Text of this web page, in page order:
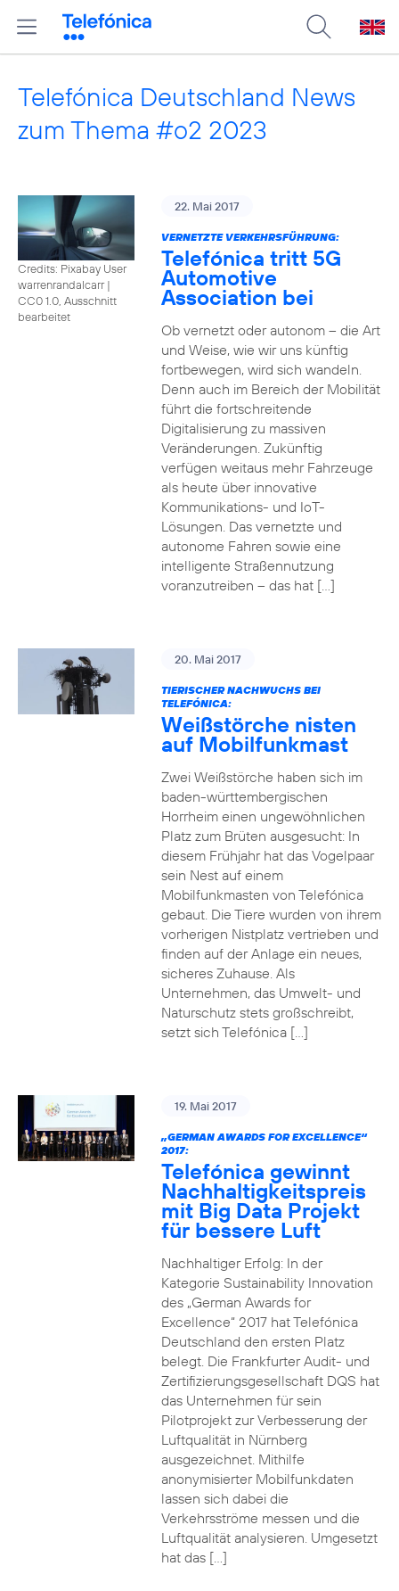
Telefónica Deutschland News
zum Thema #o2 2023
Credits: Pixabay User
warrenrandalcarr|
CC0 1.0, Ausschnitt
bearbeitet
22. Mai 2017
VERNETZTE VERKEHRSFÜHRUNG:
Telefónica tritt 5G
Automotive
Association bei
Ob vernetzt oder autonom – die Art
und Weise, wie wir uns künftig
fortbewegen, wird sich wandeln.
Denn auch im Bereich der Mobilität
führt die fortschreitende
Digitalisierung zu massiven
Veränderungen. Zukünftig
verfügen weitaus mehr Fahrzeuge
als heute über innovative
Kommunikations- und IoT-
Lösungen. Das vernetzte und
autonome Fahren sowie eine
intelligente Straßennutzung
voranzutreiben – das hat […]
20. Mai 2017
TIERISCHER NACHWUCHS BEI
TELEFÓNICA:
Weißstörche nisten
auf Mobilfunkmast
Zwei Weißstörche haben sich im
baden-württembergischen
Horrheim einen ungewöhnlichen
Platz zum Brüten ausgesucht: In
diesem Frühjahr hat das Vogelpaar
sein Nest auf einem
Mobilfunkmasten von Telefónica
gebaut. Die Tiere wurden von ihrem
vorherigen Nistplatz vertrieben und
finden auf der Anlage ein neues,
sicheres Zuhause. Als
Unternehmen, das Umwelt- und
Naturschutz stets großschreibt,
setzt sich Telefónica […]
19. Mai 2017
„GERMAN AWARDS FOR EXCELLENCE“
2017:
Telefónica gewinnt
Nachhaltigkeitspreis
mit Big Data Projekt
für bessere Luft
Nachhaltiger Erfolg: In der
Kategorie Sustainability Innovation
des „German Awards for
Excellence“ 2017 hat Telefónica
Deutschland den ersten Platz
belegt. Die Frankfurter Audit- und
Zertifizierungsgesellschaft DQS hat
das Unternehmen für sein
Pilotprojekt zur Verbesserung der
Luftqualität in Nürnberg
ausgezeichnet. Mithilfe
anonymisierter Mobilfunkdaten
lassen sich dabei die
Verkehrsströme messen und die
Luftqualität analysieren. Umgesetzt
hat das […]